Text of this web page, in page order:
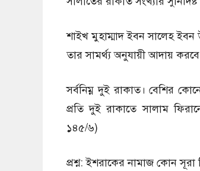
শাইখ মুহাম্মাদ ইবন সালেহ
তার সামর্থ্য অনুযায়ী আদায়
সর্বনিম্ন দুই রাকাত। বেশির
প্রতি দুই রাকাতে সালাম
১৪৫/৬)
প্রশ্ন: ইশরাকের নামাজ কোন